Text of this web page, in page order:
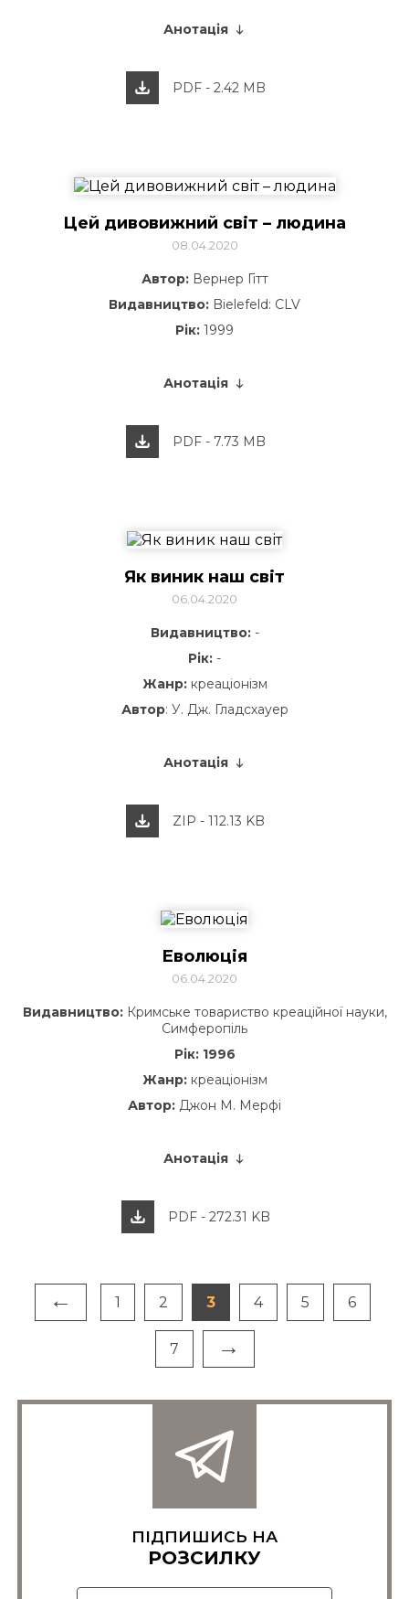
Анотація
PDF - 2.42 MB
Цей дивовижний світ – людина
08.04.2020
Автор:Вернер Гітт
Видавництво: Bielefeld: CLV
Рік: 1999
Анотація
PDF - 7.73 MB
Як виник наш світ
06.04.2020
Видавництво:-
Рік: -
Жанр:креаціонізм
Автор: У. Дж. Гладсхауер
Анотація
ZIP - 112.13 KB
Еволюція
06.04.2020
Видавництво:Кримське товариство креаційної науки,
Симферопіль
Рік: 1996
Жанр:креаціонізм
Автор: Джон М. Мерфі
Анотація
PDF - 272.31 KB
← 1 2 3 4 5 6
7 →
ПІДПИШИСЬ НА
РОЗСИЛКУ